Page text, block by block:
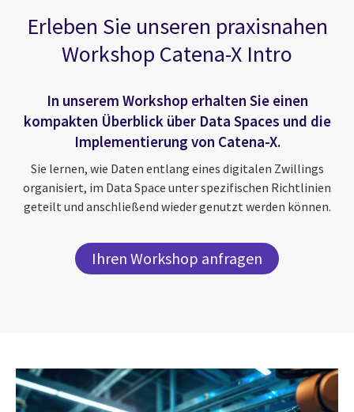
Erleben Sie unseren praxisnahen
Workshop Catena-X Intro
In unserem Workshop erhalten Sie einen
kompakten Überblick über Data Spaces und die
Implementierung von Catena-X.
Sie lernen, wie Daten entlang eines digitalen Zwillings
organisiert, im Data Space unter spezifischen Richtlinien
geteilt und anschließend wieder genutzt werden können.
Ihren Workshop anfragen